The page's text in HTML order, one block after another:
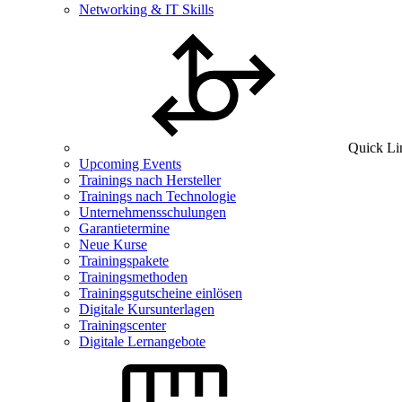
Networking & IT Skills
Quick
Upcoming Events
Trainings nach Hersteller
Trainings nach Technologie
Unternehmensschulungen
Garantietermine
Neue Kurse
Trainingspakete
Trainingsmethoden
Trainingsgutscheine einlösen
Digitale Kursunterlagen
Trainingscenter
Digitale Lernangebote